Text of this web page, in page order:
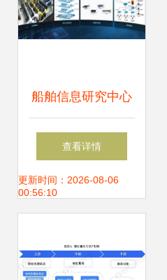
船舶信息研究中心
信息技术赋能 智能
制造与系统集成服
查看详情
更新时间：2026-08-06
00:56:10